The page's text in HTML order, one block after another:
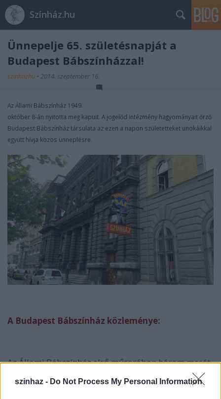
szinhaz - Do Not Process My Personal Information
Színház.hu
Ünnepelje 65. születésnapját a
Budapest Bábszínházzal!
szinhazhu • 2014. szeptember 16.
Az Állami Bábszínház 1949.
október 8-án nyitotta meg kapuit. A jogelőd intézmény hagyományait őrző
Budapest Bábszínház társulata az ezen a napon születetteket unokáikkal
együtt hívja közös ünneplésre.
A Budapest Bábszínház közleménye:
Az Állami Bábszínház első műsorában három mesét
A kalács,
valamint aMacskalakcímű történeteket. A rendező